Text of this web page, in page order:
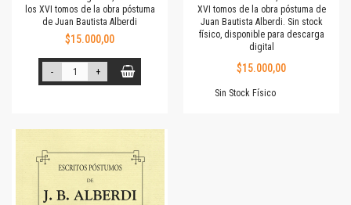
los XVI tomos de la obra póstuma
de Juan Bautista Alberdi
$15.000,00
- +
XVI tomos de la obra póstuma de
Juan Bautista Alberdi. Sin stock
físico, disponible para descarga
digital
$15.000,00
Sin Stock Físico